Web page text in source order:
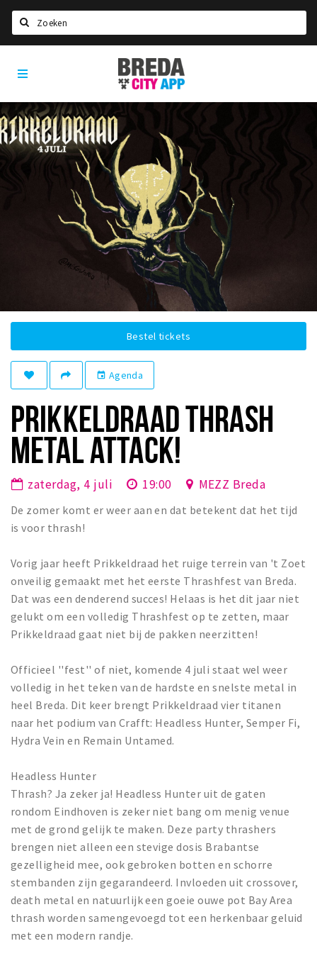
Home
Agenda
Deals
Party pics
Nieuws, interviews & blogs
Winkels
Parkeren
Musea, theaters & podia
Uitjes & activiteiten
Toeristische routes
Natuurgebieden
Baroniepoorten
Sport
Privacy
Inloggen
Breda
City
App
Bestel tickets
event Agenda
PRIKKELDRAAD THRASH
METAL ATTACK!
zaterdag, 4 juli 19:00 MEZZ Breda
De zomer komt er weer aan en dat betekent dat het tijd
is voor thrash!
Vorig jaar heeft Prikkeldraad het ruige terrein van 't Zoet
onveilig gemaakt met het eerste Thrashfest van Breda.
Dat was een denderend succes! Helaas is het dit jaar niet
gelukt om een volledig Thrashfest op te zetten, maar
Prikkeldraad gaat niet bij de pakken neerzitten!
Officieel ''fest'' of niet, komende 4 juli staat wel weer
volledig in het teken van de hardste en snelste metal in
heel Breda. Dit keer brengt Prikkeldraad vier titanen
naar het podium van Crafft: Headless Hunter, Semper Fi,
Hydra Vein en Remain Untamed.
Headless Hunter
Thrash? Ja zeker ja! Headless Hunter uit de gaten
rondom Eindhoven is zeker niet bang om menig venue
met de grond gelijk te maken. Deze party thrashers
brengen niet alleen een stevige dosis Brabantse
gezelligheid mee, ook gebroken botten en schorre
stembanden zijn gegarandeerd. Invloeden uit crossover,
death metal en natuurlijk een goeie ouwe pot Bay Area
thrash worden samengevoegd tot een herkenbaar geluid
met een modern randje.